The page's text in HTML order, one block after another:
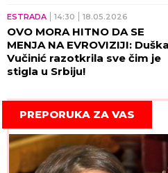
ESTRADA 14:30 18.05.2026
OVO MORA HITNO DA SE
MENJA NA EVROVIZIJI: Duška
Vučinić razotkrila sve čim je
stigla u Srbiju!
PREPORUKA ZA VAS